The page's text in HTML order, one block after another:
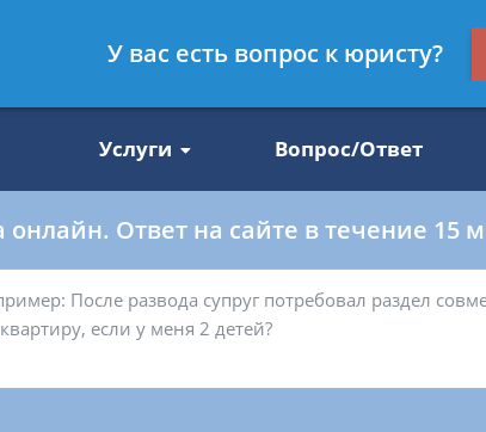
812 509-27-47
Услуги Вопрос/Ответ
онлайн. Ответ на сайте в течение 15
У вас есть вопрос к юристу?